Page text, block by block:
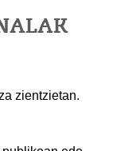
zientzietan.